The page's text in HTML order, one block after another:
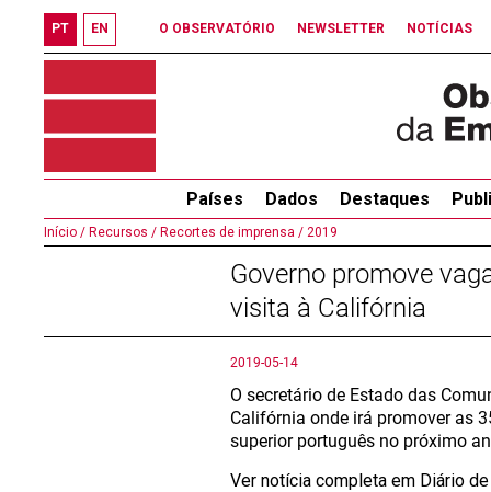
PT EN O OBSERVATÓRIO NEWSLETTER NOTÍCIAS
Países Dados Destaques
Início / Recursos / Recortes de imprensa / 2019
Governo promove
visita à Califórnia
2019-05-14
O secretário de Estado das
Califórnia onde irá promover as
superior português no próximo
Ver notícia completa em Diário